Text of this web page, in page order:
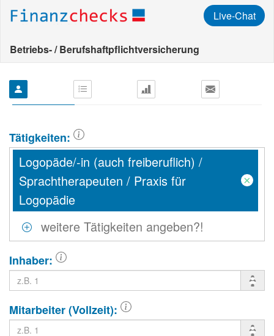
Betriebs- / Berufshaftpflichtversicherung
Tätigkeiten:
Logopäde/-in (auch freiberuflich) /
Sprachtherapeuten / Praxis für
Logopädie
×
Inhaber:
Mitarbeiter (Vollzeit):
Live-Chat